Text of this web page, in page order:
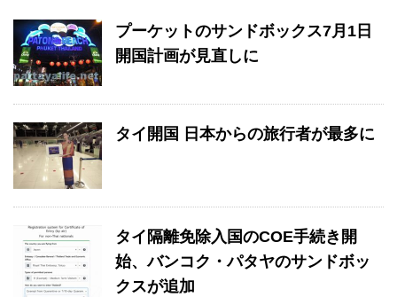
プーケットのサンドボックス7月1日
開国計画が見直しに
タイ開国 日本からの旅行者が最多に
タイ隔離免除入国のCOE手続き開
始、バンコク・パタヤのサンドボッ
クスが追加